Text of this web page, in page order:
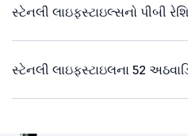
સ્ટેનલી લાઇફસ્ટાઇલ્સનો પીબી
સ્ટેનલી લાઇફસ્ટાઇલના 52